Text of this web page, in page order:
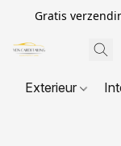
Gratis
Exterieur